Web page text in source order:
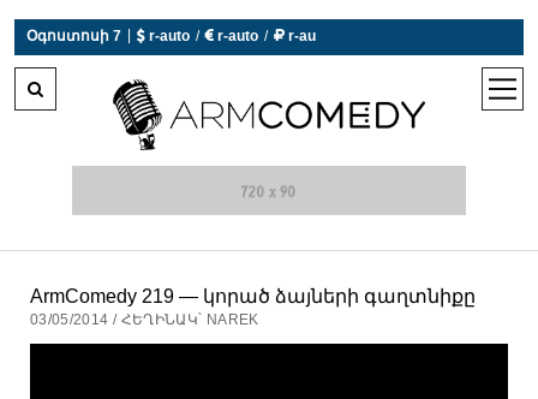
Օգոստոսի 7  r-auto /  r-auto /  r-au
open
ArmComedy 219 — կորած ձայների գաղտնիքը
03/05/2014 / ՀԵՂԻՆԱԿ՝ NAREK